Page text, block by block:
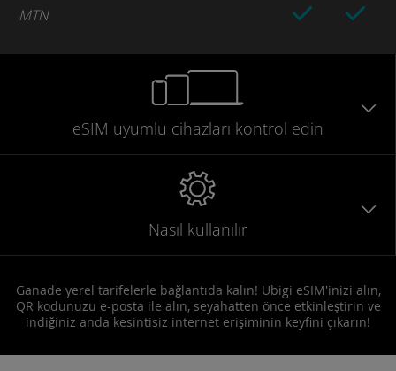
MTN
eSIM uyumlu cihazları kontrol edin
Nasıl kullanılır
Ganade yerel tarifelerle bağlantıda kalın! Ubigi eSIM'inizi alın,
QR kodunuzu e-posta ile alın, seyahatten önce etkinleştirin ve
indiğiniz anda kesintisiz internet erişiminin keyfini çıkarın!